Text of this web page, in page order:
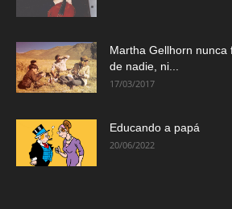
Martha Gellhorn nunca
de nadie, ni...
17/03/2017
Educando a papá
20/06/2022